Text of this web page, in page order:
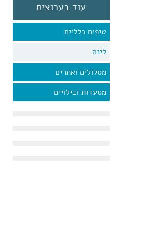
עוד בערוצים
טיפים כלליים
לינה
מסלולים ואתרים
מסעדות ובילויים